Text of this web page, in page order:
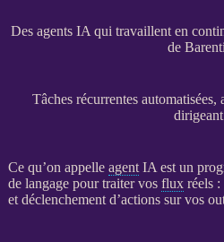
Des agents IA qui travaillent en
de
Tâches récurrentes automatisées,
Ce qu’on appelle agent IA est un
de langage pour traiter vos fluxréels :
et déclenchement d’actions sur vos